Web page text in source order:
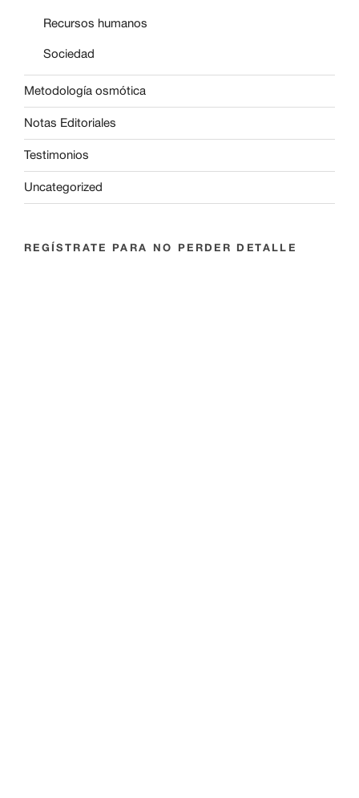
Recursos humanos
Sociedad
Metodología osmótica
Notas Editoriales
Testimonios
Uncategorized
REGÍSTRATE PARA NO PERDER DETALLE